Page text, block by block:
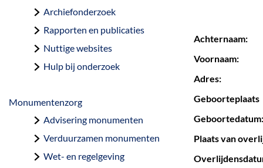
Archiefonderzoek
Rapporten en publicaties
Nuttige websites
Hulp bij onderzoek
Monumentenzorg
Advisering monumenten
Verduurzamen monumenten
Wet- en regelgeving
Achternaam:
Voornaam:
Adres:
Geboorteplaats
Geboortedatum:
Plaats van